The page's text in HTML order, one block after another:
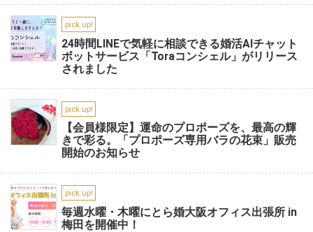
pick up!
24時間LINEで気軽に相談できる婚活AIチャット
ボットサービス「Toraコンシェル」がリリース
されました
pick up!
【会員様限定】運命のプロポーズを、最高の輝
きで彩る。「プロポーズ専用バラの花束」販売
開始のお知らせ
pick up!
毎週水曜・木曜にとら婚大阪オフィス出張所 in
梅田を開催中！